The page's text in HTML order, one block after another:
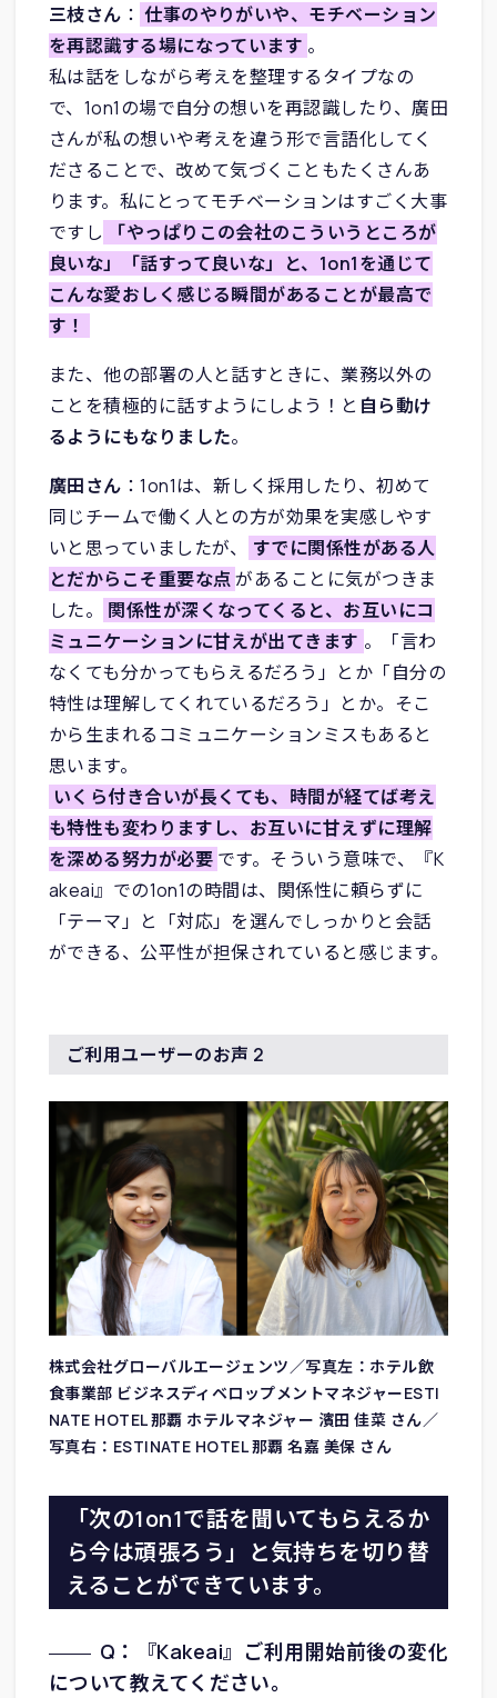
三枝さん ： 仕事のやりがいや、モチベーション
を再認識する場になっています 。
私は話をしながら考えを整理するタイプなの
で、1on1の場で自分の想いを再認識したり、廣田
さんが私の想いや考えを違う形で言語化してく
ださることで、改めて気づくこともたくさんあ
ります。私にとってモチベーションはすごく大事
ですし
「やっぱりこの会社のこういうところが
良いな」「話すって良いな」と、1on1を通じて
こんな愛おしく感じる瞬間があることが最高で
す！
また、他の部署の人と話すときに、業務以外の
ことを積極的に話すようにしよう！と 自ら動け
るようにもなりました。
廣田さん ：1on1は、新しく採用したり、初めて
同じチームで働く人との方が効果を実感しやす
いと思っていましたが、
すでに関係性がある人
とだからこそ重要な点 があることに気がつきま
した。
関係性が深くなってくると、お互いにコ
ミュニケーションに甘えが出てきます 。「言わ
なくても分かってもらえるだろう」とか「自分の
特性は理解してくれているだろう」とか。そこ
から生まれるコミュニケーションミスもあると
思います。
いくら付き合いが長くても、時間が経てば考え
も特性も変わりますし、お互いに甘えずに理解
を深める努力が必要 です。そういう意味で、『K
akeai』での1on1の時間は、関係性に頼らずに
「テーマ」と「対応」を選んでしっかりと会話
ができる、公平性が担保されていると感じます。
ご利用ユーザーのお声 2
株式会社グローバルエージェンツ／写真左：ホテル飲
食事業部 ビジネスディベロップメントマネジャーESTI
NATE HOTEL 那覇 ホテルマネジャー 濱田 佳菜 さん／
写真右：ESTINATE HOTEL 那覇 名嘉 美保 さん
「次の1on1で話を聞いてもらえるか
ら今は頑張ろう」と気持ちを切り替
えることができています。
Q：『Kakeai』ご利用開始前後の変化
について教えてください。